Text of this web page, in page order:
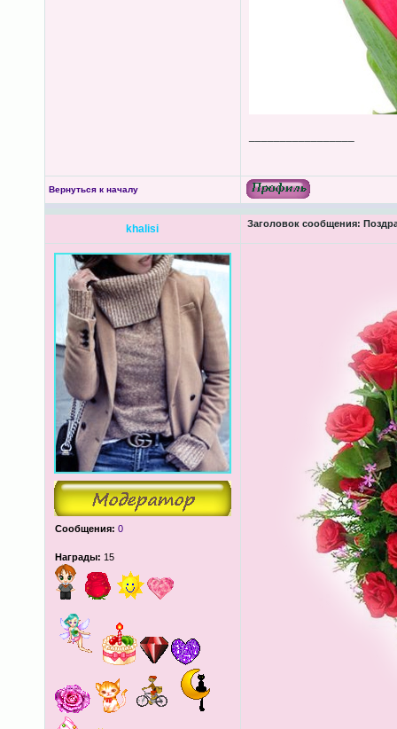
Вернуться к началу
khalisi Заголовок сообщения:
Сообщения: 0
Награды: 15